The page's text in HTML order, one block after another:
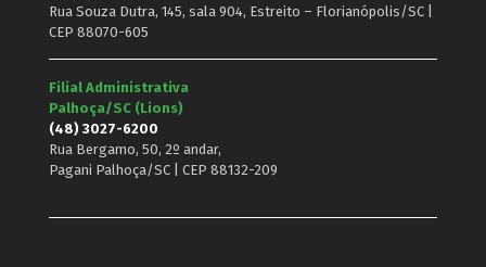
Rua Souza Dutra, 145, sala 904, Estreito – Florianópolis/SC |
CEP 88070-605
Filial Administrativa
Palhoça/SC (Lions)
(48) 3027-6200
Rua Bergamo, 50, 2º andar,
Pagani Palhoça/SC | CEP 88132-209